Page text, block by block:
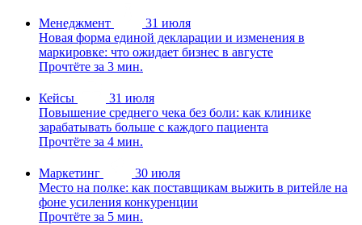
Менеджмент
31 июля
Новая форма единой декларации и изменения в
маркировке: что ожидает бизнес в августе
Прочтёте за 3 мин.
Кейсы
31 июля
Повышение среднего чека без боли: как клинике
зарабатывать больше с каждого пациента
Прочтёте за 4 мин.
Маркетинг
30 июля
Место на полке: как поставщикам выжить в ритейле на
фоне усиления конкуренции
Прочтёте за 5 мин.